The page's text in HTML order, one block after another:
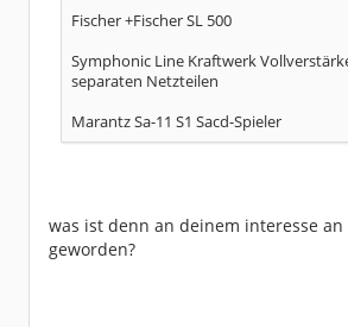
Fischer +Fischer SL 500
Symphonic Line Kraftwerk
separaten Netzteilen
Marantz Sa-11 S1 Sacd-Spieler
was ist denn an deinem interesse an
geworden?